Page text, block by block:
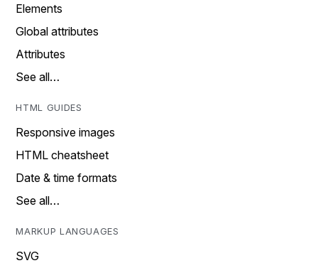
Elements
Global attributes
Attributes
See all…
HTML GUIDES
Responsive images
HTML cheatsheet
Date & time formats
See all…
MARKUP LANGUAGES
SVG